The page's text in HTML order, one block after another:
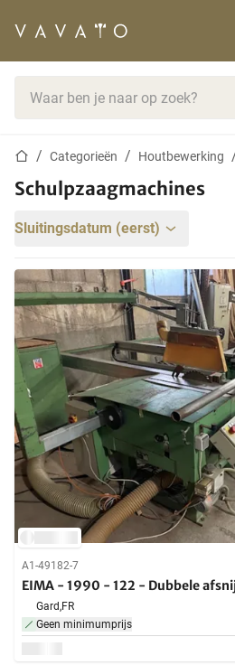
StartpaginaCategorieën Houtbewerking
Schulpzaagmachines
Sluitingsdatum (eerst)
A1-49182-7
EIMA - 1990 - 122 - Dubbele
Gard,FR
Geen minimumprijs